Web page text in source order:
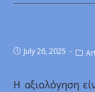
July 26, 2025
H αξιολόγηση